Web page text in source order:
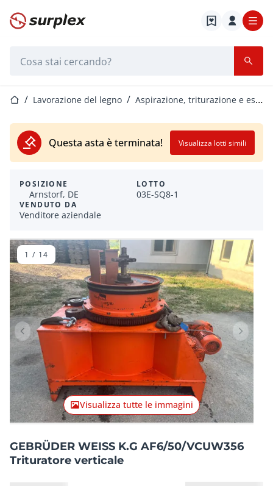
Home
Home Lavorazione del legno Aspirazione, triturazione e essiccazione
Questa asta è terminata! Visualizza lotti simili
POSIZIONE
Arnstorf, DE
VENDUTO DA
Venditore aziendale
LOTTO
03E-SQ8-1
Articolo precedente Articolo
Visualizza tutte le immagini
1 / 14
GEBRÜDER WEISS K.G AF6/50/VCUW356
Trituratore verticale